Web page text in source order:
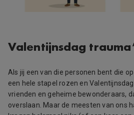
Valentijnsdag
Als jij een van die personen bent die
een hele stapel rozen en
vrienden en geheime bewonderaars,
overslaan. Maar de meesten van ons